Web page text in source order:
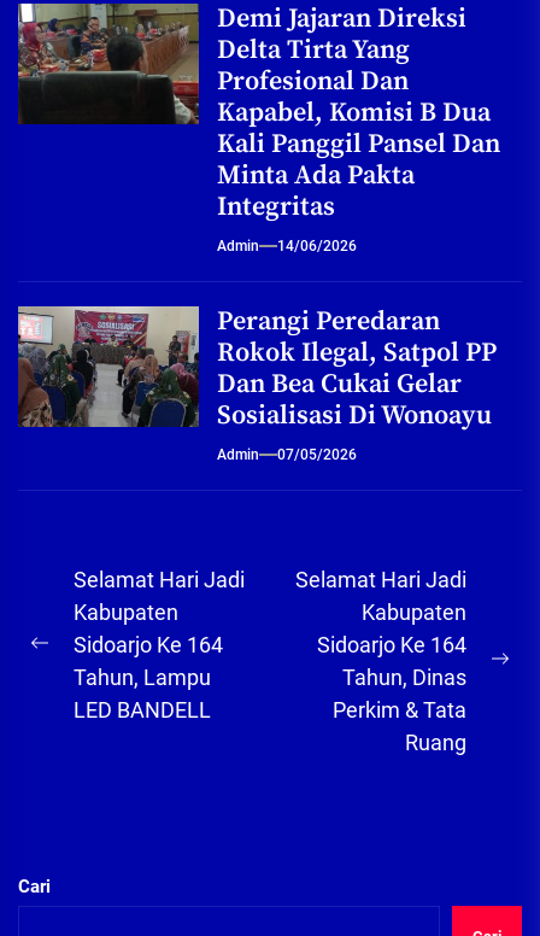
Demi Jajaran Direksi
Delta Tirta Yang
Profesional Dan
Kapabel, Komisi B Dua
Kali Panggil Pansel Dan
Minta Ada Pakta
Integritas
Admin 14/06/2026
Perangi Peredaran
Rokok Ilegal, Satpol PP
Dan Bea Cukai Gelar
Sosialisasi Di Wonoayu
Admin 07/05/2026
Navigasi
pos
Previous
Selamat Hari Jadi
Kabupaten
Sidoarjo Ke 164
Tahun, Lampu
LED BANDELL
Selamat Hari Jadi
Kabupaten
Sidoarjo Ke 164
Tahun, Dinas
Perkim & Tata
Ruang
Cari